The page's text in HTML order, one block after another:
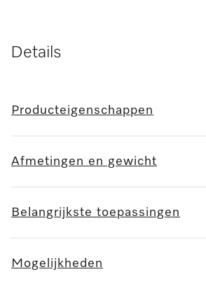
Details
Producteigenschappen
Afmetingen en gewicht
Belangrijkste toepassingen
Mogelijkheden